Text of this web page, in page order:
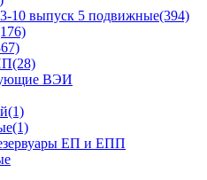
10 выпуск 5 подвижные(394)
(28)
ВЭИ
(1)
(1)
ЕП и ЕПП